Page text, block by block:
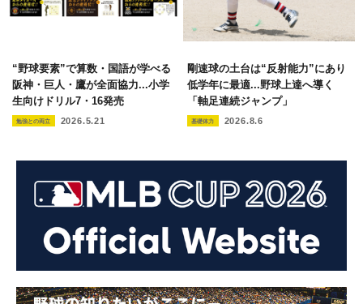
“野球要素”で算数・国語が学べる
阪神・巨人・鷹が全面協力...小学
生向けドリル7・16発売
勉強との両立 2026.5.21
剛速球の土台は“反射能力”にあり
低学年に最適...野球上達へ導く
「軸足連続ジャンプ」
基礎体力 2026.8.6